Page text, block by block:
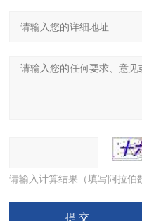
请输入计算结果（填写阿拉伯